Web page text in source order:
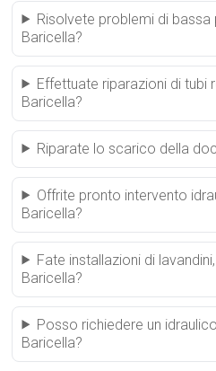
Risolvete problemi di bassa
Baricella?
Effettuate riparazioni di tubi
Baricella?
Riparate lo scarico della
Offrite pronto intervento
Baricella?
Fate installazioni di
Baricella?
Posso richiedere un
Baricella?